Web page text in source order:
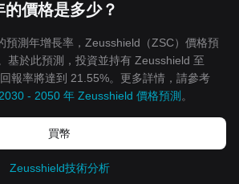
價格是多少？
預測年增長率，Zeusshield（ZSC）價格預
基於此預測，投資並持有 Zeusshield 至
報率將達到 21.55%。更多詳情，請參考
- 2050 年 Zeusshield 價格預測 。
買幣
Zeusshield技術分析